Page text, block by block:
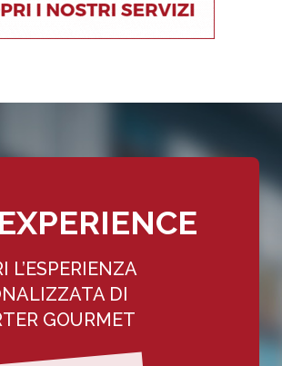
L’ESPERIENZA
DI
GOURMET